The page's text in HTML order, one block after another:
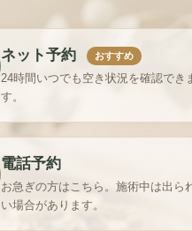
ネット予約 おすすめ
24時間いつでも空き状況を確認でき
す。
電話予約
お急ぎの方はこちら。施術中は出ら
い場合があります。